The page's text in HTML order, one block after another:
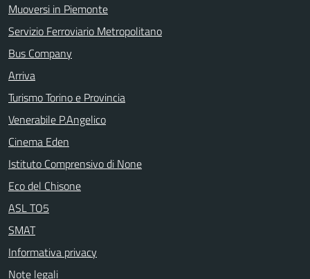
Muoversi in Piemonte
Servizio Ferroviario Metropolitano
Bus Company
Arriva
Turismo Torino e Provincia
Venerabile P.Angelico
Cinema Eden
Istituto Comprensivo di None
Eco del Chisone
ASL TO5
SMAT
Informativa privacy
Note legali